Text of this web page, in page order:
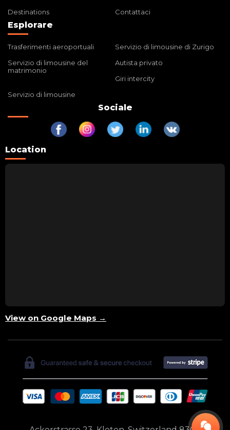
Destinations
Contattaci
Esplorare
Trasferimenti aeroportuali
Servizio di limousine di Zurigo
Servizio di limousine del
matrimonio
Autista privato
Giri intercity
Servizio di limousine
Sociale
Location
View on Google Maps →